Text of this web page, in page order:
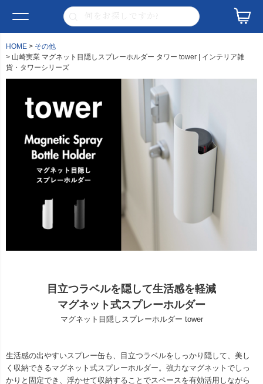
HOME
その他
山崎実業 マグネット目隠しスプレーホルダー タワー tower | インテリア雑
貨・タワーシリーズ
目立つラベルを隠して生活感を軽減
マグネット式スプレーホルダー
マグネット目隠しスプレーホルダー tower
生活感の出やすいスプレー缶も、目立つラベルをしっかり隠して、美し
く収納できるマグネット式スプレーホルダー。強力なマグネットでしっ
かりと固定でき、浮かせて収納することでスペースを有効活用しながら